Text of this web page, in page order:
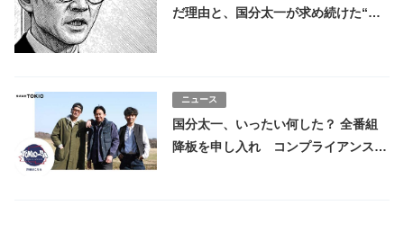
だ理由と、国分太一が求め続けた“真
ニュース
国分太一、いったい何した？ 全番組
降板を申し入れ コンプライアンス違